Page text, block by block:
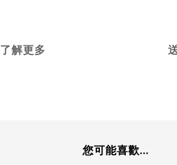
了解更多
您可能喜歡...